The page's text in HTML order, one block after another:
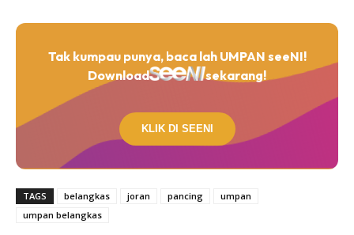
Tak kumpau punya, baca lah UMPAN seeNI!
Download
sekarang!
KLIK DI SEENI
TAGS belangkas joran pancing
umpan
umpan belangkas